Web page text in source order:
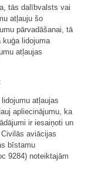
tās dalībvalsts vai
atļauju šo
pārvadāšanai, tā
kuģa lidojuma
atļaujas
atļaujas
apliecinājumu, ka
ir iesaiņoti un
aviācijas
bīstamu
9284) noteiktajām